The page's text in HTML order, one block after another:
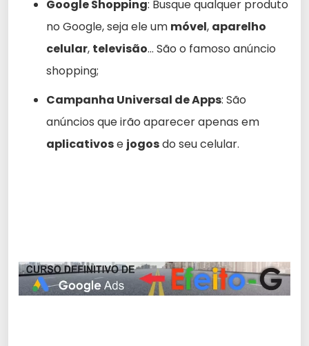
Google Shopping: Busque qualquer produto
no Google, seja ele um móvel, aparelho
celular, televisão… São o famoso anúncio
shopping;
Campanha Universal de Apps: São
anúncios que irão aparecer apenas em
aplicativose jogosdo seu celular.